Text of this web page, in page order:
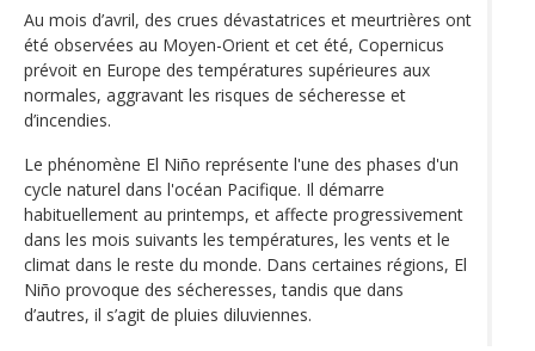
Au mois d’avril, des crues dévastatrices et meurtrières ont
été observées au Moyen-Orient et cet été, Copernicus
prévoit en Europe des températures supérieures aux
normales, aggravant les risques de sécheresse et
d’incendies.
Le phénomène El Niño représente l'une des phases d'un
cycle naturel dans l'océan Pacifique. Il démarre
habituellement au printemps, et affecte progressivement
dans les mois suivants les températures, les vents et le
climat dans le reste du monde. Dans certaines régions, El
Niño provoque des sécheresses, tandis que dans
d’autres, il s’agit de pluies diluviennes.